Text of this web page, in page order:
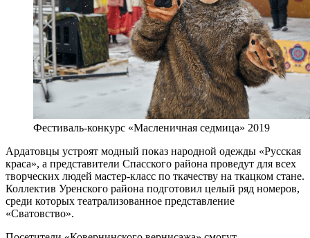
Фестиваль-конкурс «Масленичная седмица» 2019
Ардатовцы устроят модный показ народной одежды «Русская
краса», а представители Спасского района проведут для всех
творческих людей мастер-класс по ткачеству на ткацком стане.
Коллектив Уренского района подготовил целый ряд номеров,
среди которых театрализованное представление
«Сватовство».